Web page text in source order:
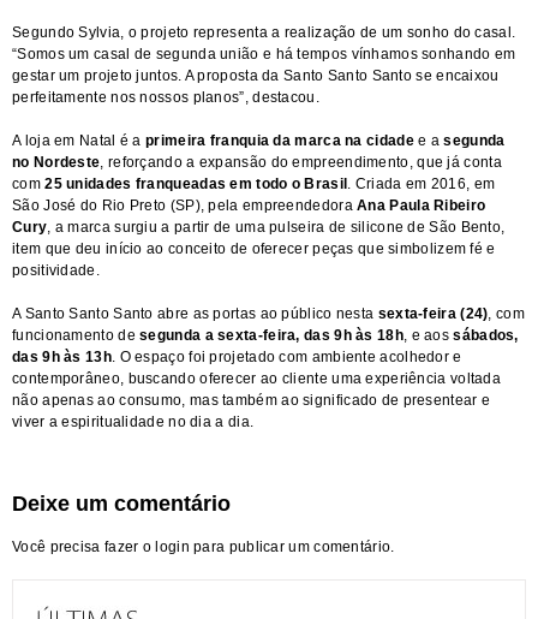
Segundo Sylvia, o projeto representa a realização de um sonho do casal.
“Somos um casal de segunda união e há tempos vínhamos sonhando em
gestar um projeto juntos. A proposta da Santo Santo Santo se encaixou
perfeitamente nos nossos planos”, destacou.
A loja em Natal é a primeira franquia da marca na cidadee asegunda
no Nordeste, reforçando a expansão do empreendimento, que já conta
com25 unidades franqueadas em todo o Brasil . Criada em 2016, em
São José do Rio Preto (SP), pela empreendedoraAna Paula Ribeiro
Cury, a marca surgiu a partir de uma pulseira de silicone de São Bento,
item que deu início ao conceito de oferecer peças que simbolizem fé e
positividade.
A Santo Santo Santo abre as portas ao público nesta sexta-feira (24), com
funcionamento desegunda a sexta-feira, das 9h às 18h, e aossábados,
das 9h às 13h. O espaço foi projetado com ambiente acolhedor e
contemporâneo, buscando oferecer ao cliente uma experiência voltada
não apenas ao consumo, mas também ao significado de presentear e
viver a espiritualidade no dia a dia.
Deixe um comentário
Você precisa fazer o login para publicar um comentário.